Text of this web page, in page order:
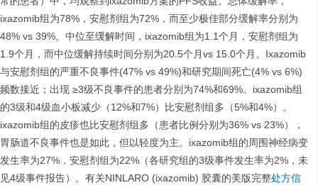
ixazomib组为78%，安慰剂组为72%，而至少极佳部分缓解率分别为
48% vs 39%。中位至缓解时间，ixazomib组为1.1个月，安慰剂组为
1.9个月，而中位缓解持续时间分别为20.5个月vs 15.0个月。Ixazomib
与安慰剂组的严重不良事件(47% vs 49%)和研究期间死亡(4% vs 6%)
频数接近；出现 ≥3级不良事件的患者分别为74%和69%。ixazomib组
的3级和4级血小板减少（12%和7%）比安慰剂组多（5%和4%）。
ixazomib组的皮疹也比安慰剂组多（患者比例分别为36% vs 23%），
胃肠道不良事件也是如此，但以轻度为主。ixazomib组的周围神经病变
发生率为27%，安慰剂组为22%（各研究组的3级事件发生率为2%，未
见4级事件报告）。有关NINLARO (ixazomib) 胶囊的美版完整处方信